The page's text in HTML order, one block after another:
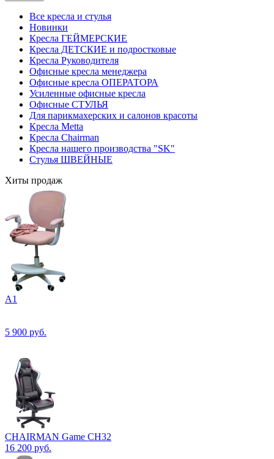
Все кресла и стулья
Новинки
Кресла ГЕЙМЕРСКИЕ
Кресла ДЕТСКИЕ и подростковые
Кресла Руководителя
Офисные кресла менеджера
Офисные кресла ОПЕРАТОРА
Усиленные офисные кресла
Офисные СТУЛЬЯ
Для парикмахерских и салонов красоты
Кресла Metta
Кресла Chairman
Кресла нашего производства "SK"
Стулья ШВЕЙНЫЕ
Хиты продаж
А1
5 900 руб.
CHAIRMAN Game CH32
16 200 руб.